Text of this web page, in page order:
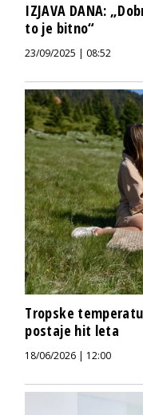
IZJAVA DANA:
to je bitno“
23/09/2025 | 08:52
Tropske
postaje hit leta
18/06/2026 | 12:00